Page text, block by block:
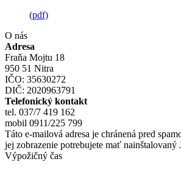
(pdf)
O nás
Adresa
Fraňa Mojtu 18
950 51 Nitra
IČO: 35630272
DIČ: 2020963791
Telefonický kontakt
tel. 037/7 419 162
mobil 0911/225 799
Táto e-mailová adresa je chránená pred
jej zobrazenie potrebujete mať nainštalovaný
Výpožičný čas